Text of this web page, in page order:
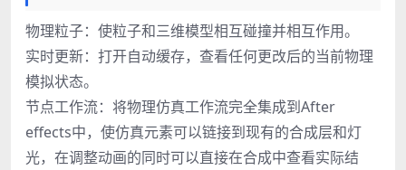
物理粒子：使粒子和三维模型相互碰撞并相互作用。
实时更新：打开自动缓存，查看任何更改后的当前物理
模拟状态。
节点工作流：将物理仿真工作流完全集成到After
effects中，使仿真元素可以链接到现有的合成层和灯
光，在调整动画的同时可以直接在合成中查看实际结